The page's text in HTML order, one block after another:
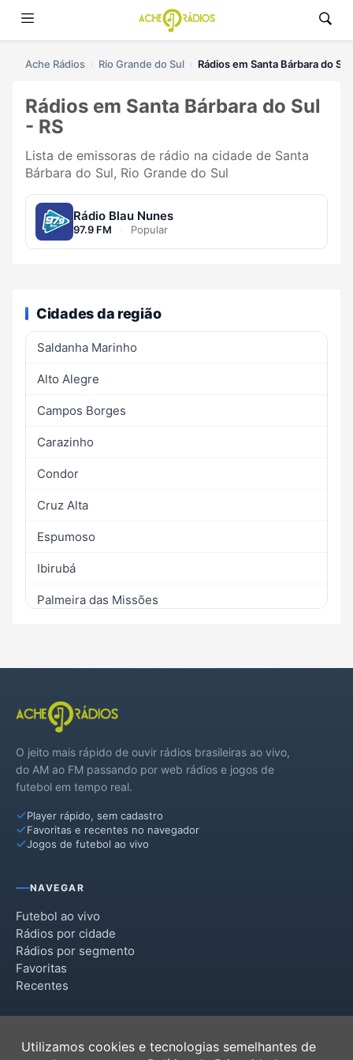
Ache Rádios Rio Grande do Sul Rádios em Santa Bárbara do Sul
Rádios em Santa Bárbara do Sul
- RS
Lista de emissoras de rádio na cidade de Santa
Bárbara do Sul, Rio Grande do Sul
Rádio Blau Nunes
97.9 FM · Popular
Cidades da região
Saldanha Marinho
Alto Alegre
Campos Borges
Carazinho
Condor
Cruz Alta
Espumoso
Ibirubá
Palmeira das Missões
O jeito mais rápido de ouvir rádios brasileiras ao vivo,
do AM ao FM passando por web rádios e jogos de
futebol em tempo real.
Player rápido, sem cadastro
Favoritas e recentes no navegador
Jogos de futebol ao vivo
NAVEGAR
Futebol ao vivo
Rádios por cidade
Rádios por segmento
Favoritas
Recentes
Utilizamos cookies e tecnologias semelhantes de